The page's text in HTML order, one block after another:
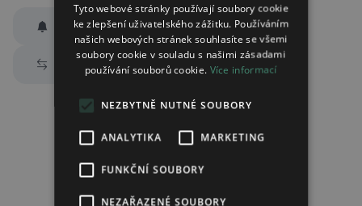
Hlídat dostupnost
Zaslat jednorázově emailem informaci o naskladnění
Praha
50mg/850mg
hlídat náhrady léku (alternativy)
Prozkoumat alternativy
Tyto webové stránky používají soubory cookie
ke zlepšení uživatelského zážitku. Používáním
našich webových stránek souhlasíte se všemi
soubory cookie v souladu s našimi zásadami
používání souborů cookie. Více informací
NEZBYTNĚ NUTNÉ SOUBORY
ANALYTIKA MARKETING
FUNKČNÍ SOUBORY
NEZAŘAZENÉ SOUBORY